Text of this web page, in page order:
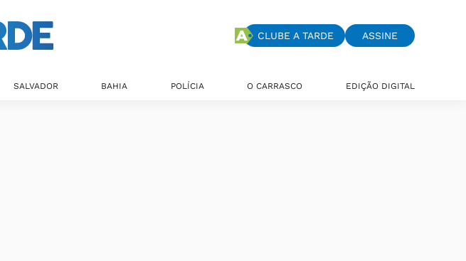
CLUBE A TARDE ASSINE
SALVADOR BAHIA POLÍCIA O CARRASCO EDIÇÃO DIGITAL